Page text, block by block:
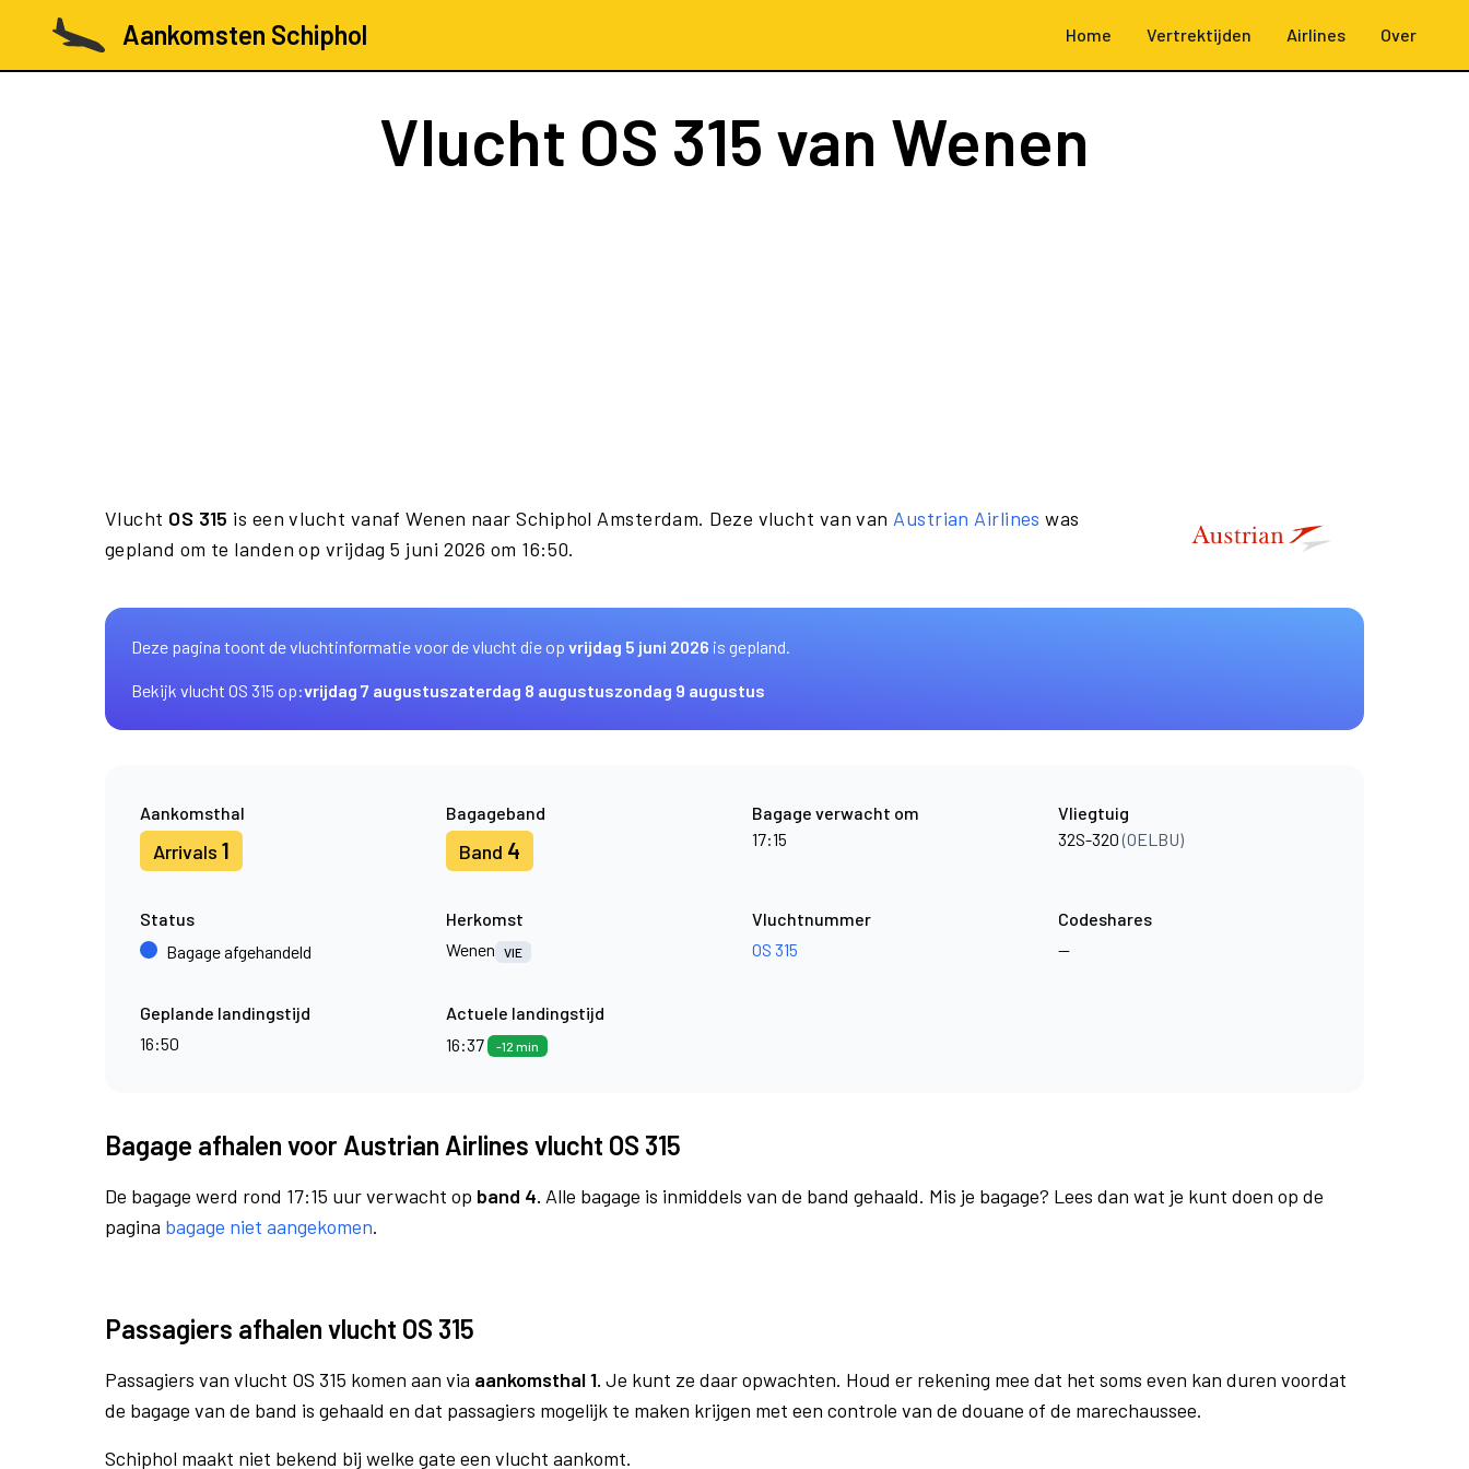
Aankomsten Schiphol Home Vertrektijden Airlines Over
Vlucht OS 315 van Wenen
Vlucht OS 315 is een vlucht vanaf Wenen naar Schiphol Amsterdam. Deze vlucht van van Austrian Airlines was
gepland om te landen op vrijdag 5 juni 2026 om 16:50.
Deze pagina toont de vluchtinformatie voor de vlucht die op vrijdag 5 juni 2026 is gepland.
Bekijk vlucht OS 315 op:vrijdag 7 augustuszaterdag 8 augustuszondag 9 augustus
Aankomsthal
Arrivals 1
Bagageband
Band 4
Bagage verwacht om
17:15
Vliegtuig
32S-320(OELBU)
Status
Bagage afgehandeld
Herkomst
Wenen
VIE
Vluchtnummer
OS 315
Codeshares
—
Geplande landingstijd
16:50
Actuele landingstijd
16:37
-12 min
Bagage afhalen voor Austrian Airlines vlucht OS 315
De bagage werd rond 17:15 uur verwacht op band 4. Alle bagage is inmiddels van de band gehaald. Mis je bagage? Lees dan wat je kunt doen op de
pagina bagage niet aangekomen.
Passagiers afhalen vlucht OS 315
Passagiers van vlucht OS 315 komen aan via aankomsthal 1. Je kunt ze daar opwachten. Houd er rekening mee dat het soms even kan duren voordat
de bagage van de band is gehaald en dat passagiers mogelijk te maken krijgen met een controle van de douane of de marechaussee.
Schiphol maakt niet bekend bij welke gate een vlucht aankomt.